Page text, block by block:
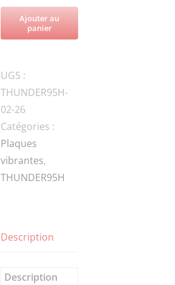
de
THUNDER95H-
FN.B-
DIN-
BOLT
Ajouter au
panier
UGS :
THUNDER95H-
02-26
Catégories :
Plaques
vibrantes,
THUNDER95H
Description
Description